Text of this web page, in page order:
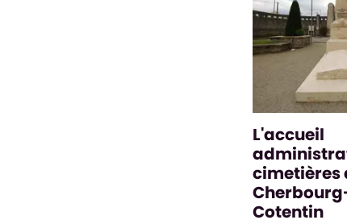
L'accueil
cimetières
Cotentin